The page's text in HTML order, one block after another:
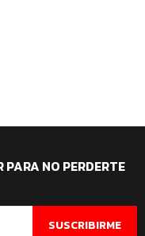
PARA NO PERDERTE
SUSCRIBIRME